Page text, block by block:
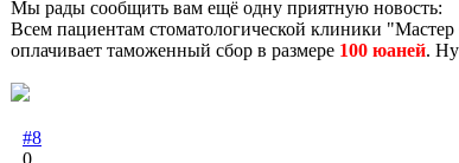
Мы рады сообщить вам ещё одну приятную новость:
Всем пациентам стоматологической клиники "Мастер
оплачивает таможенный сбор в размере 100 юаней. Ну
#8
0